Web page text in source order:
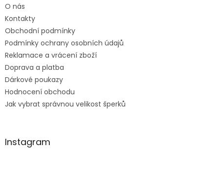
O nás
Kontakty
Obchodní podmínky
Podmínky ochrany osobních údajů
Reklamace a vrácení zboží
Doprava a platba
Dárkové poukazy
Hodnocení obchodu
Jak vybrat správnou velikost šperků
Instagram